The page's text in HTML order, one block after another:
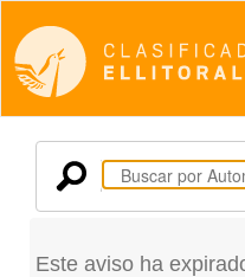
Este aviso ha